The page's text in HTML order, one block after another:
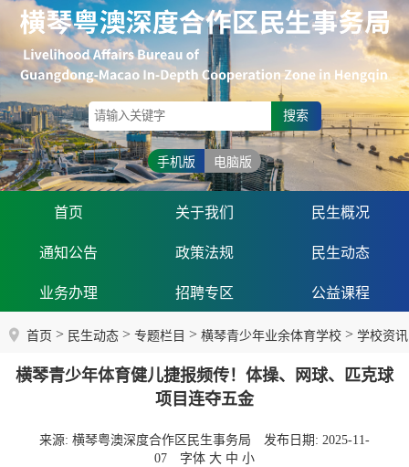
搜索
手机版 电脑版
首页 关于我们 民生概况
通知公告 政策法规 民生动态
业务办理 招聘专区 公益课程
首页 > 民生动态 > 专题栏目 > 横琴青少年业余体育学校 > 学校资讯
横琴青少年体育健儿捷报频传！体操、网球、匹克球
项目连夺五金
来源: 横琴粤澳深度合作区民生事务局
发布日期: 2025-11-
07
字体 大 中 小